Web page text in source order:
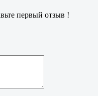
первый отзыв !